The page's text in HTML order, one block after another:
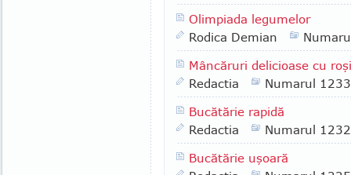
Olimpiada legumelor
Rodica Demian
Mâncăruri delicioase cu
Redactia
Numarul 1233
Bucătărie rapidă
Redactia
Numarul 1232
Bucătărie uşoară